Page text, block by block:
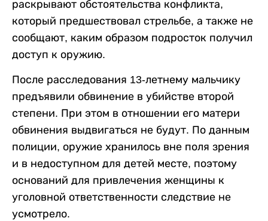
раскрывают обстоятельства конфликта,
который предшествовал стрельбе, а также не
сообщают, каким образом подросток получил
доступ к оружию.
После расследования 13-летнему мальчику
предъявили обвинение в убийстве второй
степени. При этом в отношении его матери
обвинения выдвигаться не будут. По данным
полиции, оружие хранилось вне поля зрения
и в недоступном для детей месте, поэтому
оснований для привлечения женщины к
уголовной ответственности следствие не
усмотрело.